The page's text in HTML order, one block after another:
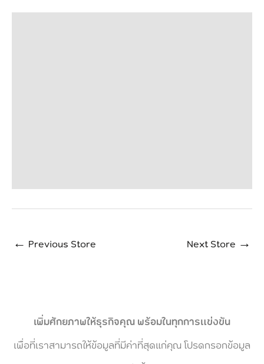
← Previous Store Next Store →
เพิ่มศักยภาพให้ธุรกิจคุณ พร้อมในทุกการแข่งขัน
เพื่อที่เราสามารถให้ข้อมูลที่มีค่าที่สุดแก่คุณ โปรดกรอกข้อมูล